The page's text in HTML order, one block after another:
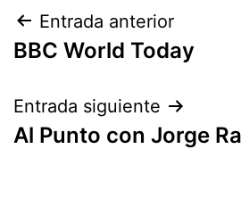
Navegación
de
entradas
Entrada anterior
BBC World Today
Entrada siguiente
Al Punto con Jorge